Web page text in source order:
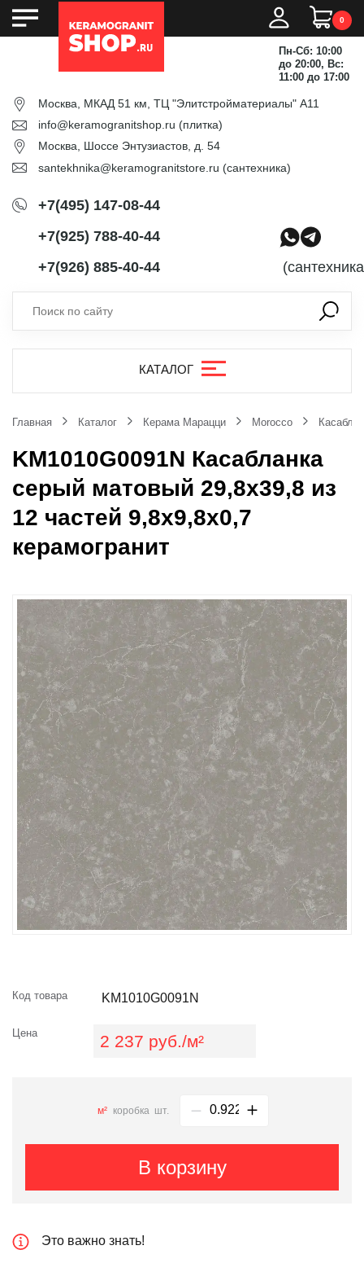
0
Пн-Сб: 10:00
до 20:00, Вс:
11:00 до 17:00
Москва, МКАД 51 км, ТЦ "Элитстройматериалы" А11
info@keramogranitshop.ru (плитка)
Москва, Шоссе Энтузиастов, д. 54
santekhnika@keramogranitstore.ru (сантехника)
+7(495) 147-08-44
+7(925) 788-40-44
+7(926) 885-40-44
КАТАЛОГ
Главная Каталог Керама Марацци Morocco
KM1010G0091N Касабланка
серый матовый 29,8х39,8 из
12 частей 9,8x9,8x0,7
керамогранит
Код товара KM1010G0091N
Цена 2 237 руб./м²
м² коробка шт.
В корзину
Это важно знать!